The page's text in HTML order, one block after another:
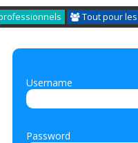
Tout pour
Username
Password